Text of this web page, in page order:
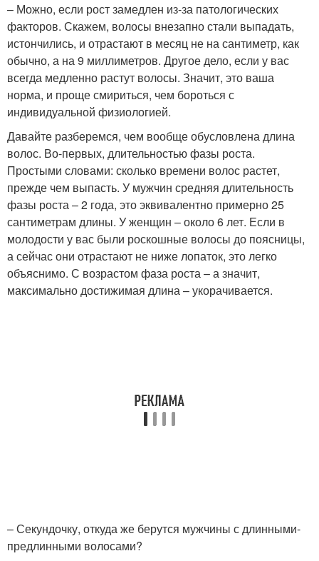
– Можно, если рост замедлен из-за патологических
факторов. Скажем, волосы внезапно стали выпадать,
истончились, и отрастают в месяц не на сантиметр, как
обычно, а на 9 миллиметров. Другое дело, если у вас
всегда медленно растут волосы. Значит, это ваша
норма, и проще смириться, чем бороться с
индивидуальной физиологией.
Давайте разберемся, чем вообще обусловлена длина
волос. Во-первых, длительностью фазы роста.
Простыми словами: сколько времени волос растет,
прежде чем выпасть. У мужчин средняя длительность
фазы роста – 2 года, это эквивалентно примерно 25
сантиметрам длины. У женщин – около 6 лет. Если в
молодости у вас были роскошные волосы до поясницы,
а сейчас они отрастают не ниже лопаток, это легко
объяснимо. С возрастом фаза роста – а значит,
максимально достижимая длина – укорачивается.
– Секундочку, откуда же берутся мужчины с длинными-
предлинными волосами?